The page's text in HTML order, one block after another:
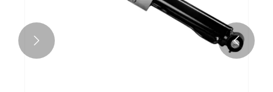

